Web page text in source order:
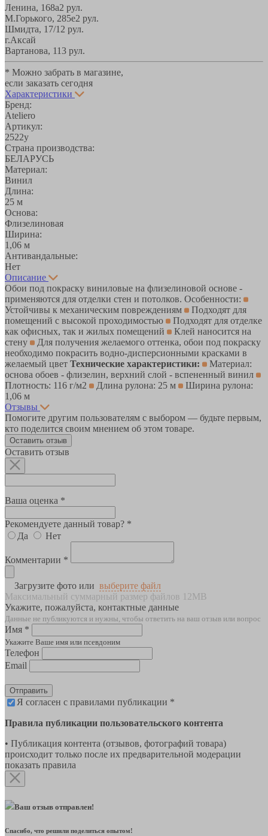
Ленина, 168а2 рул.
М.Горького, 285е2 рул.
Шмидта, 17/1 2 рул.
г.Аксай
Вартанова, 113 рул.
* Можно забрать в магазине,
если заказать сегодня
Характеристики
Бренд:
Ateliero
Артикул:
2522у
Страна производства:
БЕЛАРУСЬ
Материал:
Винил
Длина:
25 м
Основа:
Флизелиновая
Ширина:
1,06 м
Антивандальные:
Нет
Описание
Обои под покраску виниловые на флизелиновой основе -
применяются для отделки стен и потолков. Особенности:
Устойчивы к механическим повреждениям
Подходят для
помещений с высокой проходимостью
Подходят для отделке
как офисных, так и жилых помещений
Клей наносится на
стену
Для получения желаемого оттенка, обои под покраску
необходимо покрасить водно-дисперсионными красками в
желаемый цвет Технические характеристики:
Материал:
основа обоев - флизелин, верхний слой - вспененный винил
Плотность: 116 г/м2
Длина рулона: 25 м
Ширина рулона:
1,06 м
Отзывы
Помогите другим пользователям с выбором — будьте первым,
кто поделится своим мнением об этом товаре.
Оставить отзыв
Оставить отзыв
Ваша оценка *
Рекомендуете данный товар? *
Да
Нет
Комментарии *
Загрузите фото или выберите файл
Максимальный суммарный размер файлов 12MB
Укажите, пожалуйста, контактные данные
Данные не публикуются и нужны, чтобы ответить на ваш отзыв или вопрос
Имя *
Укажите Ваше имя или псевдоним
Телефон
Email
Отправить
Я согласен с правилами публикации *
Правила публикации пользовательского контента
• Публикация контента (отзывов, фотографий товара)
происходит только после их предварительной модерации
показать правила
Ваш отзыв отправлен!
Спасибо, что решили поделиться опытом!